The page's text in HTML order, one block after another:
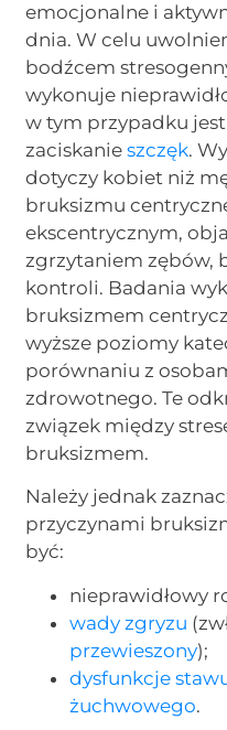
emocjonalne i
dnia. W celu
bodźcem
wykonuje
w tym przypadku
zaciskanieszczęk.
dotyczy kobiet niż
bruksizmu
ekscentrycznym,
zgrzytaniem zębów,
kontroli. Badania
bruksizmem
wyższe poziomy
porównaniu z
zdrowotnego. Te
związek między
bruksizmem.
Należy jednak
przyczynami
być:
nieprawidłowy
wady zgryzu
przewieszony);
dysfunkcje
żuchwowego.